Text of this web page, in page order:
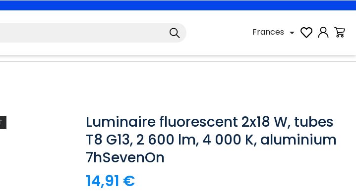
Frances 
Luminaire fluorescent 2x18 W, tubes
T8 G13, 2 600 lm, 4 000 K, aluminium
7hSevenOn
14,91 €